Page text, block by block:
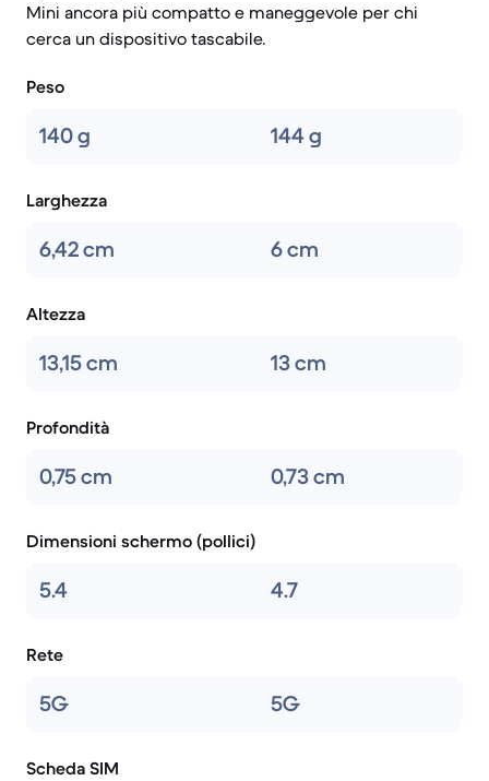
Mini ancora più compatto e maneggevole per chi
cerca un dispositivo tascabile.
Peso
140 g 144 g
Larghezza
6,42 cm 6 cm
Altezza
13,15 cm 13 cm
Profondità
0,75 cm 0,73 cm
Dimensioni schermo (pollici)
5.4 4.7
Rete
5G 5G
Scheda SIM